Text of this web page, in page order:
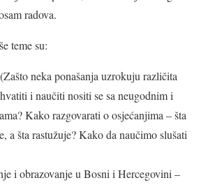
radova.
teme su:
neka ponašanja uzrokuju različita
i naučiti nositi se sa neugodnim i
Kako razgovarati o osjećanjima – šta
a šta rastužuje? Kako da naučimo slušati
i obrazovanje u Bosni i Hercegovini –